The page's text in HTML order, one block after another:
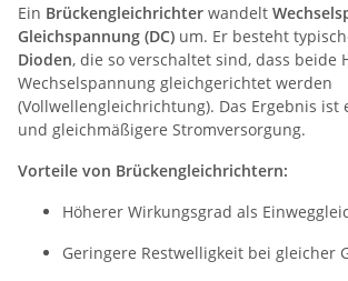
Ein Brückengleichrichter wandelt
Gleichspannung (DC) um. Er besteht
Dioden, die so verschaltet sind, dass beide
Wechselspannung gleichgerichtet werden
(Vollwellengleichrichtung). Das Ergebnis ist
und gleichmäßigere Stromversorgung.
Vorteile von Brückengleichrichtern:
Höherer Wirkungsgrad als
Geringere Restwelligkeit bei gleicher